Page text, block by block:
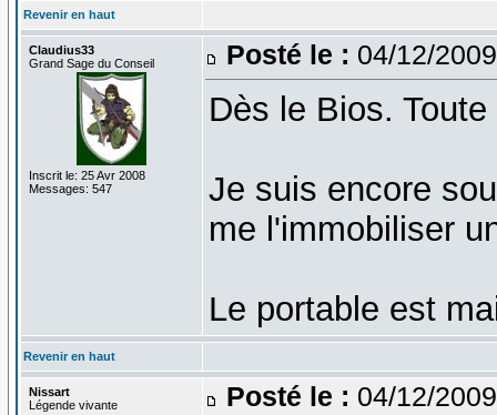
Revenir en haut
Claudius33
Grand Sage du Conseil
Inscrit le: 25 Avr 2008
Messages: 547
Posté le : 04/12/
Dès le Bios.
Je suis encore
me l'immobiliser
Le portable est
Revenir en haut
Nissart
Légende vivante
Posté le : 04/12/